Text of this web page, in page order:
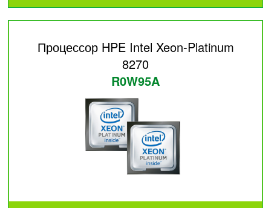
Процессор HPE Intel Xeon-Platinum
8270
R0W95A